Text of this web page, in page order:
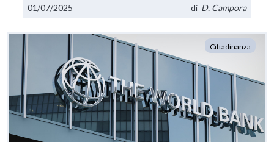
01/07/2025 di D. Campora
Cittadinanza